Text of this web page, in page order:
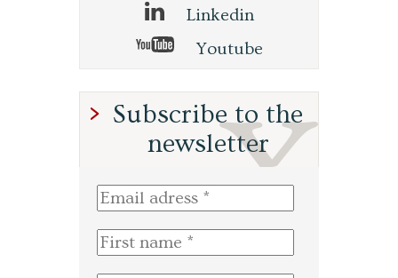
Linkedin
Youtube
Subscribe to the
newsletter